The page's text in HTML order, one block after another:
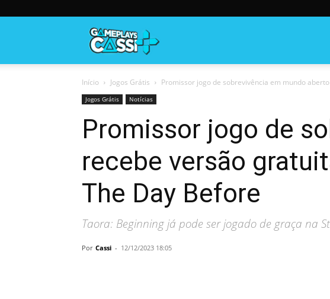
Início Jogos Grátis Promissor jogo de sobrevivência em mundo
Jogos Grátis Notícias
Promissor jogo de
recebe versão
The Day Before
Taora: Beginning já pode ser jogado de graça na
Por Cassi - 12/12/2023 18:05